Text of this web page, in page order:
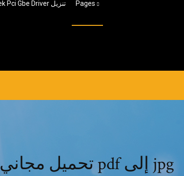
برنامج Realtek Pci Gbe Driver تنزيل Pages
تحميل مجاني من pdf إلى jpg